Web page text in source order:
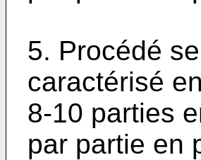
5. Procédé
caractérisé
8-10 parties
par partie en